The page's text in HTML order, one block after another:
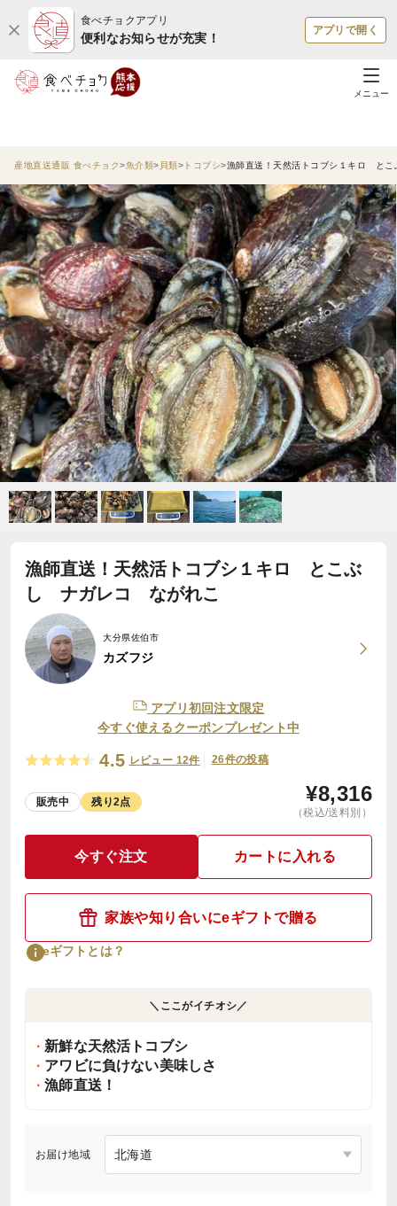
食べチョクアプリ
便利なお知らせが充実！
アプリで開く
メニュー
産地直送通販 食べチョク 魚介類 貝類 トコブシ 漁師直送！天然活トコブシ１キロ と
漁師直送！天然活トコブシ１キロ とこぶ
し ナガレコ ながれこ
大分県佐伯市
カズフジ
アプリ初回注文限定
今すぐ使えるクーポンプレゼント中
4.5 レビュー 12件 26件の投稿
販売中 残り2点 ¥8,316
（税込/送料別）
今すぐ注文 カートに入れる
家族や知り合いにeギフトで贈る
eギフトとは？
＼ここがイチオシ／
新鮮な天然活トコブシ
アワビに負けない美味しさ
漁師直送！
お届け地域